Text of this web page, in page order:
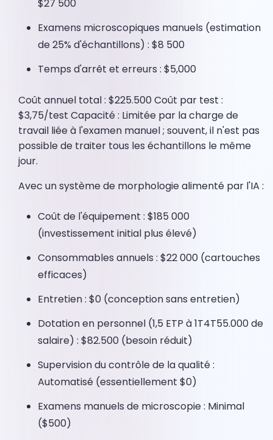
$27 500
Examens microscopiques manuels (estimation
de 25% d'échantillons) : $8 500
Temps d'arrêt et erreurs : $5,000
Coût annuel total : $225.500 Coût par test :
$3,75/test Capacité : Limitée par la charge de
travail liée à l'examen manuel ; souvent, il n'est pas
possible de traiter tous les échantillons le même
jour.
Avec un système de morphologie alimenté par l'IA :
Coût de l'équipement : $185 000
(investissement initial plus élevé)
Consommables annuels : $22 000 (cartouches
efficaces)
Entretien : $0 (conception sans entretien)
Dotation en personnel (1,5 ETP à 1T4T55.000 de
salaire) : $82.500 (besoin réduit)
Supervision du contrôle de la qualité :
Automatisé (essentiellement $0)
Examens manuels de microscopie : Minimal
($500)